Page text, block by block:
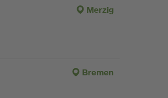
Merzig
Bremen